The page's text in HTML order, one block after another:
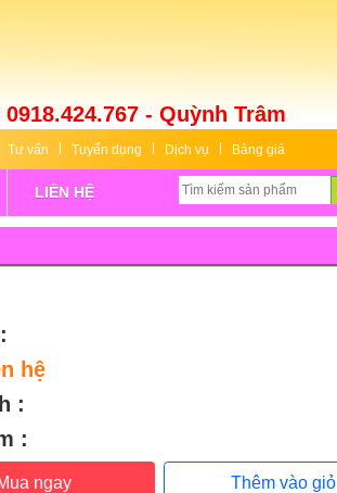
0918.424.767 - Quỳnh Trâm
Tư vấn Tuyển dụng Dịch vụ Bảng giá
LIÊN HỆ
hệ
:
:
ngay Thêm vào giỏ